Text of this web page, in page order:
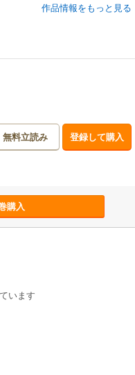
と、戸惑う彼女の手首をつか
作品情報をもっと見る
無料立読み 登録して購入
購入
います